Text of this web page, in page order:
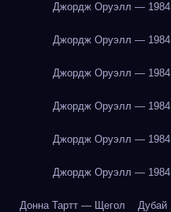
Джордж Оруэлл — 1984
Джордж Оруэлл — 1984
Джордж Оруэлл — 1984
Джордж Оруэлл — 1984
Джордж Оруэлл — 1984
Джордж Оруэлл — 1984
Донна Тартт — Щегол Дубай